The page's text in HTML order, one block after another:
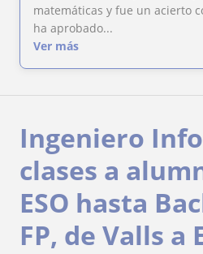
matemáticas y fue un acierto
ha aprobado...
Ver más
Ingeniero
clases a
ESO hasta
FP, de Valls a